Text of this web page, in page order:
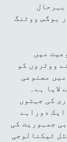
بہرحال
بوگس ووٹنگ
میں
ووٹروں کو
مصنوعی
ہے۔
کی جہتوں
دوراہے
جمہوریت کی
ٹیکنالوجی